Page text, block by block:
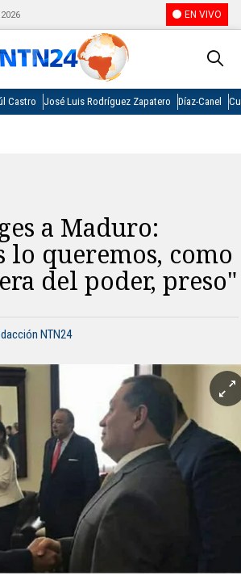
EN VIVO
Castro José Luis Rodríguez Zapatero Díaz-Canel
a Maduro:
lo queremos, como
del poder, preso"
NTN24